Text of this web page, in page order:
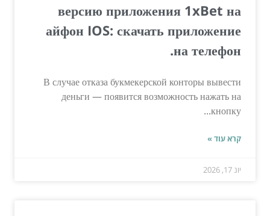
версию приложения 1xBet на
айфон IOS: скачать приложение
на телефон.
В случае отказа букмекерской конторы вывести
деньги — появится возможность нажать на
кнопку...
קרא עוד »
יונ 17, 2026